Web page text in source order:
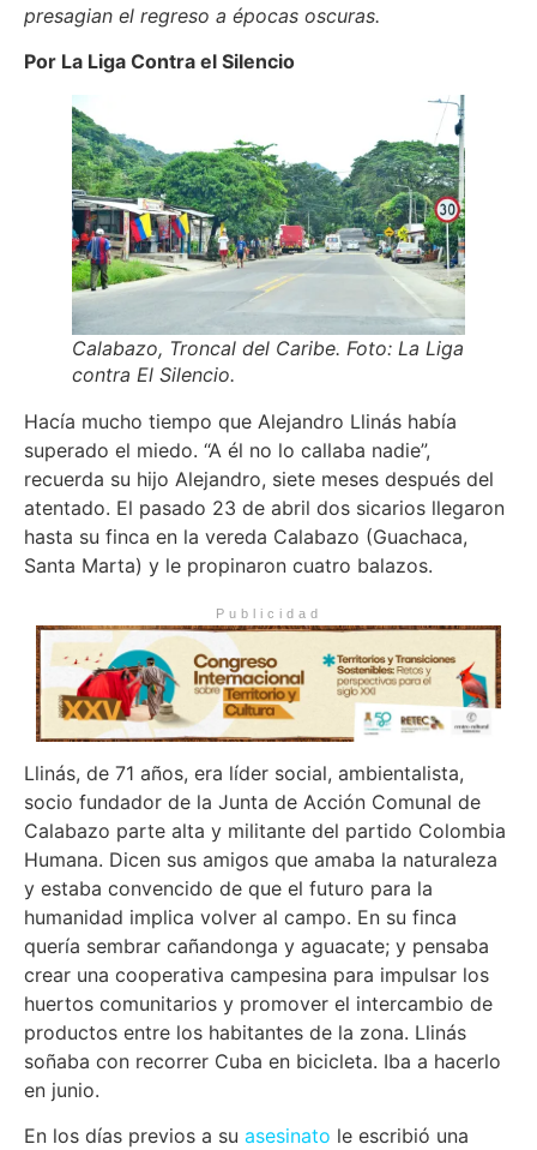
presagian el regreso a épocas oscuras.
Por La Liga Contra el Silencio
Calabazo, Troncal del Caribe. Foto: La Liga
contra El Silencio.
Hacía mucho tiempo que Alejandro Llinás había
superado el miedo. “A él no lo callaba nadie”,
recuerda su hijo Alejandro, siete meses después del
atentado. El pasado 23 de abril dos sicarios llegaron
hasta su finca en la vereda Calabazo (Guachaca,
Santa Marta) y le propinaron cuatro balazos.
Publicidad
Llinás, de 71 años, era líder social, ambientalista,
socio fundador de la Junta de Acción Comunal de
Calabazo parte alta y militante del partido Colombia
Humana. Dicen sus amigos que amaba la naturaleza
y estaba convencido de que el futuro para la
humanidad implica volver al campo. En su finca
quería sembrar cañandonga y aguacate; y pensaba
crear una cooperativa campesina para impulsar los
huertos comunitarios y promover el intercambio de
productos entre los habitantes de la zona. Llinás
soñaba con recorrer Cuba en bicicleta. Iba a hacerlo
en junio.
En los días previos a su asesinato le escribió una